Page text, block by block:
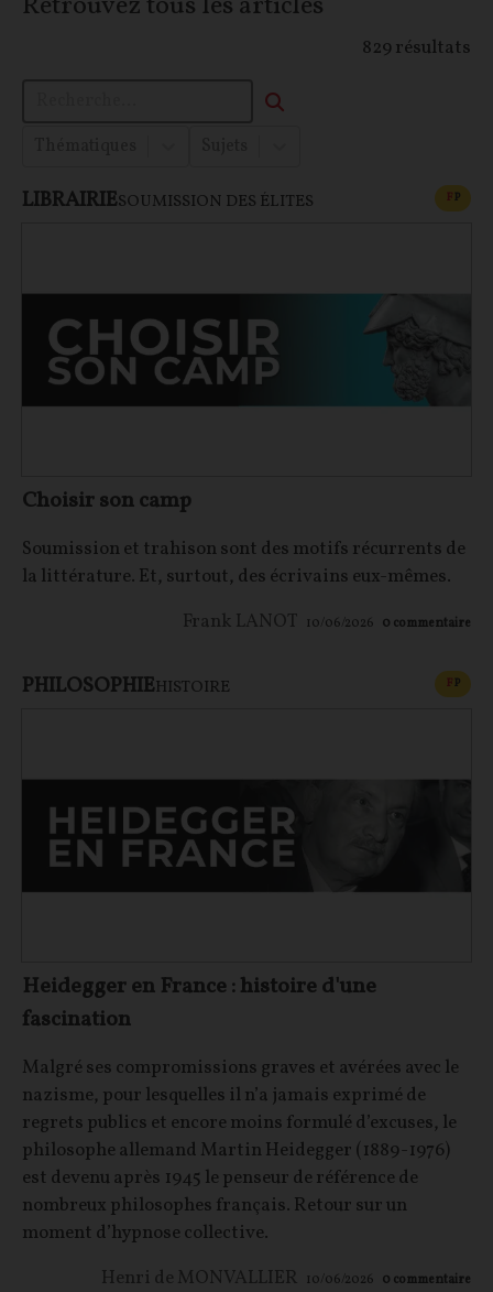
829 résultats
LIBRAIRIESOUMISSION DES ÉLITES FP
Choisir son camp
Soumission et trahison sont des motifs récurrents de
la littérature. Et, surtout, des écrivains eux-mêmes.
Frank LANOT 10/06/2026 0 commentaire
PHILOSOPHIEHISTOIRE FP
Heidegger en France : histoire d'une
fascination
Malgré ses compromissions graves et avérées avec le
nazisme, pour lesquelles il n’a jamais exprimé de
regrets publics et encore moins formulé d’excuses, le
philosophe allemand Martin Heidegger (1889-1976)
est devenu après 1945 le penseur de référence de
nombreux philosophes français. Retour sur un
moment d’hypnose collective.
Henri de MONVALLIER 10/06/2026 0 commentaire